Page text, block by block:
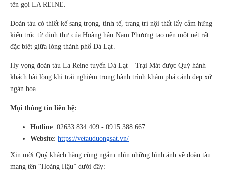
tên gọi LA REINE.
Đoàn tàu có thiết kế sang trọng, tinh tế, trang trí nội thất lấy cảm hứng
kiến trúc từ dinh thự của Hoàng hậu Nam Phương tạo nên một nét rất
đặc biệt giữa lòng thành phố Đà Lạt.
Hy vọng đoàn tàu La Reine tuyến Đà Lạt – Trại Mát được Quý hành
khách hài lòng khi trải nghiệm trong hành trình khám phá cảnh đẹp xứ
ngàn hoa.
Mọi thông tin liên hệ:
Hotline: 02633.834.409 - 0915.388.667
Website: https://vetauduongsat.vn/
Xin mời Quý khách hàng cùng ngắm nhìn những hình ảnh về đoàn tàu
mang tên “Hoàng Hậu” dưới đây: